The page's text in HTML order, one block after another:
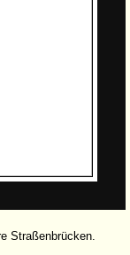
Straßenbrücken.